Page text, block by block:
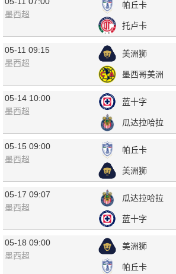
墨西超
帕丘卡
托卢卡
05-11 09:15
墨西超
美洲狮
墨西哥美洲
05-14 10:00
墨西超
蓝十字
瓜达拉哈拉
05-15 09:00
墨西超
帕丘卡
美洲狮
05-17 09:07
墨西超
瓜达拉哈拉
蓝十字
05-18 09:00
墨西超
美洲狮
帕丘卡